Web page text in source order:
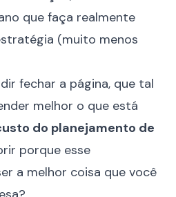
que faça realmente
(muito menos
fechar a página, que tal
melhor o que está
do planejamento de
porque esse
a melhor coisa que você